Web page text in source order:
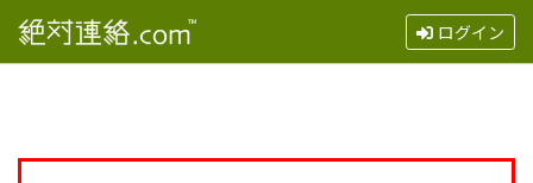
ログイン